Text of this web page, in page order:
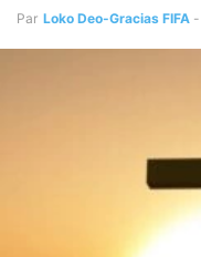
Par Loko Deo-Gracias FIFA -